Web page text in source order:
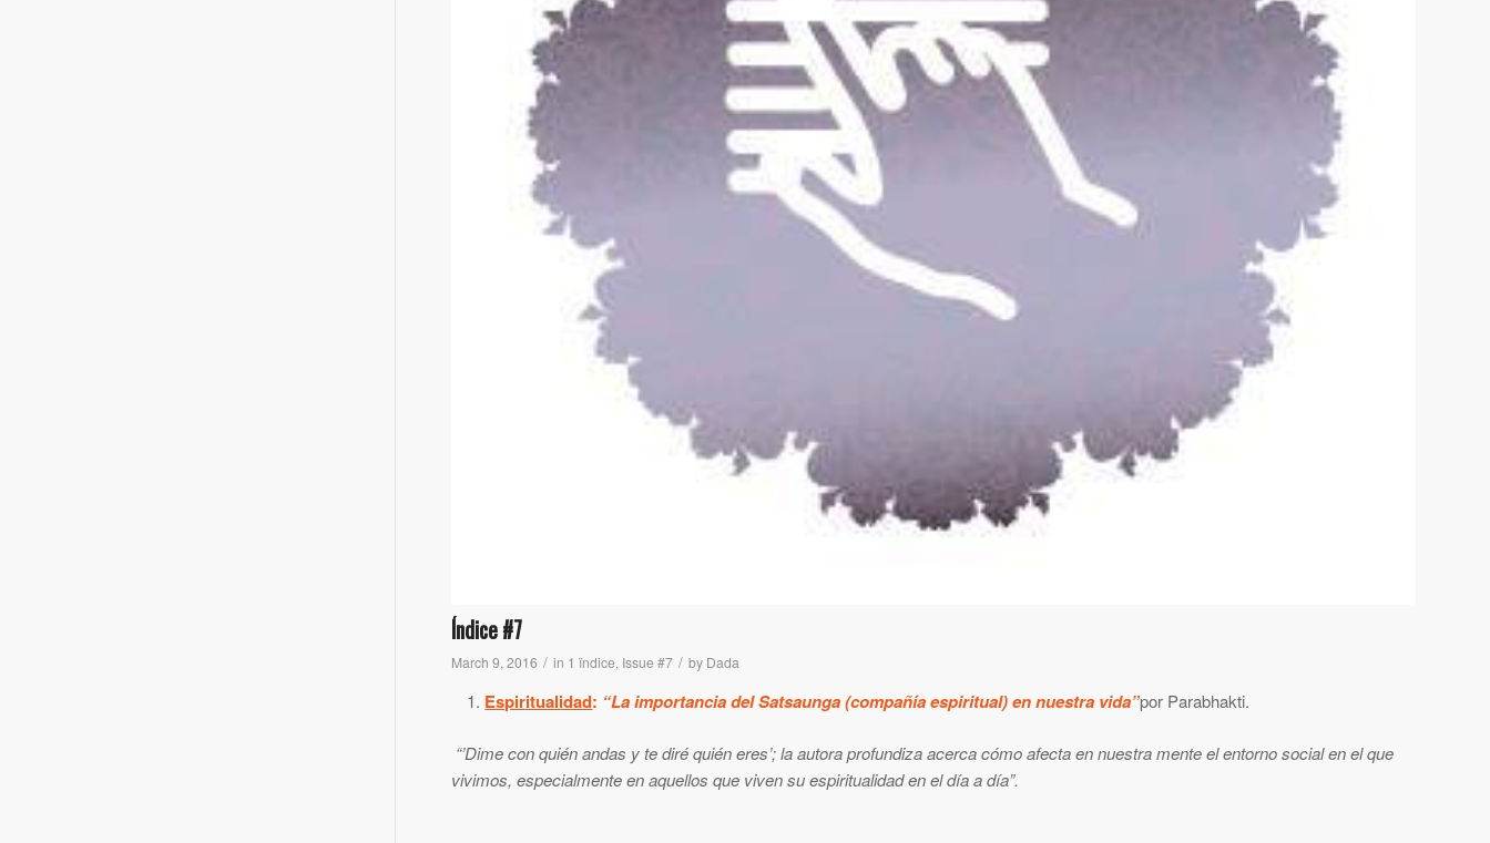
Índice #7
March 9, 2016 / in 1 ïndice, Issue #7 / by Dada
Espiritualidad: “La importancia del Satsaunga (compañía espiritual) en nuestra vida”por Parabhakti.
“’Dime con quién andas y te diré quién eres’; la autora profundiza acerca cómo afecta en nuestra mente el entorno social en el que
vivimos, especialmente en aquellos que viven su espiritualidad en el día a día”.